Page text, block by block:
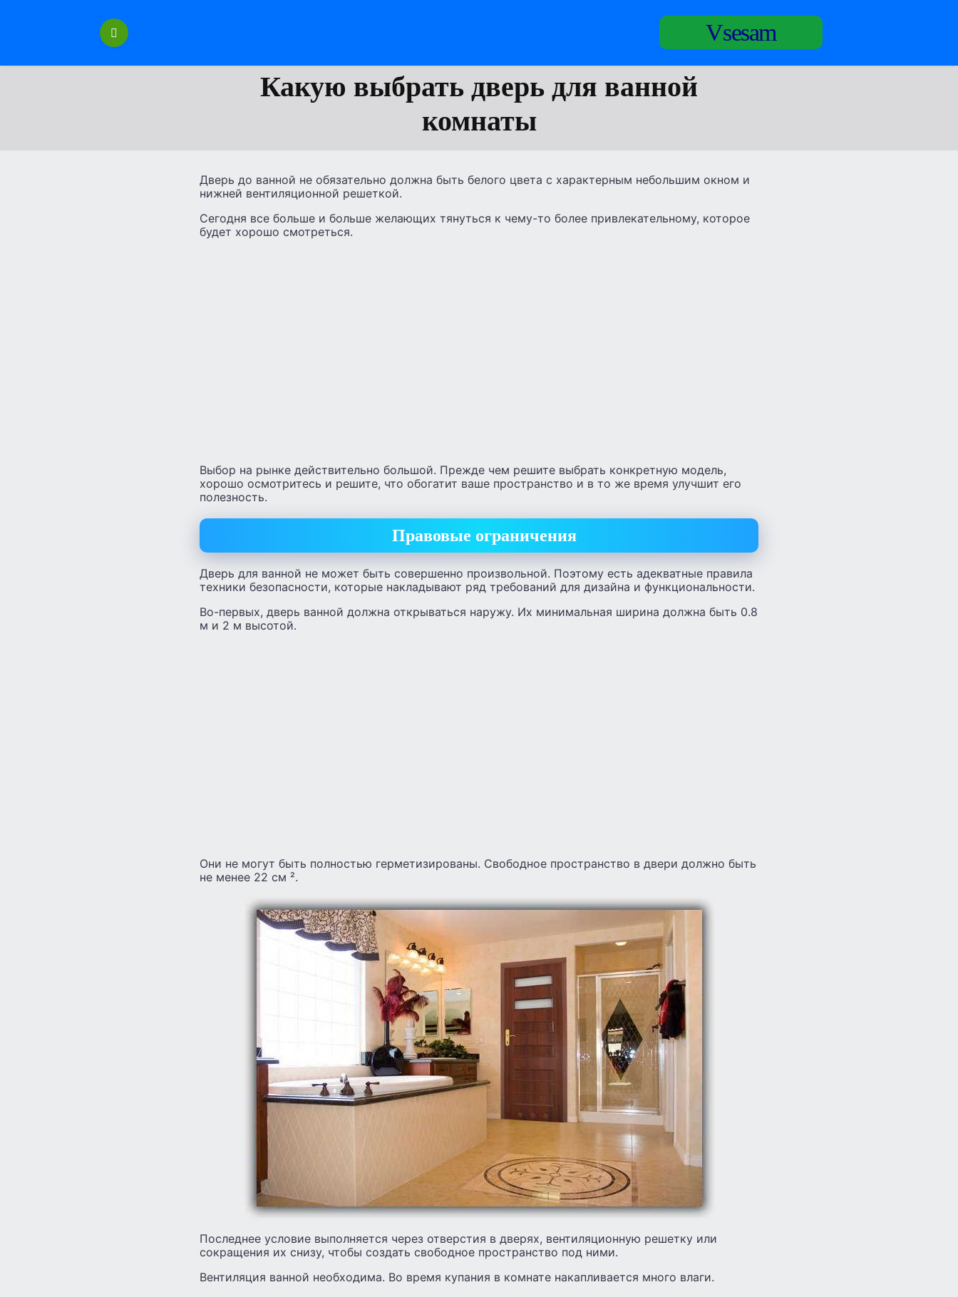
Vsesam
Какую выбрать дверь для ванной
комнаты
Дверь до ванной не обязательно должна быть белого цвета с характерным небольшим окном и
нижней вентиляционной решеткой.
Сегодня все больше и больше желающих тянуться к чему-то более привлекательному, которое
будет хорошо смотреться.
Выбор на рынке действительно большой. Прежде чем решите выбрать конкретную модель,
хорошо осмотритесь и решите, что обогатит ваше пространство и в то же время улучшит его
полезность.
Правовые ограничения
Дверь для ванной не может быть совершенно произвольной. Поэтому есть адекватные правила
техники безопасности, которые накладывают ряд требований для дизайна и функциональности.
Во-первых, дверь ванной должна открываться наружу. Их минимальная ширина должна быть 0.8
м и 2 м высотой.
Они не могут быть полностью герметизированы. Свободное пространство в двери должно быть
не менее 22 см ².
Последнее условие выполняется через отверстия в дверях, вентиляционную решетку или
сокращения их снизу, чтобы создать свободное пространство под ними.
Вентиляция ванной необходима. Во время купания в комнате накапливается много влаги.